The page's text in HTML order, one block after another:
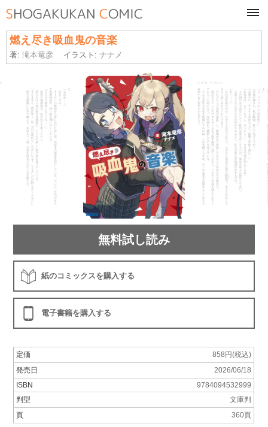
燃え尽き吸血鬼の音楽
著:滝本竜彦 イラスト:ナナメ
無料試し読み
紙のコミックスを購入する
電子書籍を購入する
定価
858円(税込)
発売日
2026/06/18
ISBN
9784094532999
判型
文庫判
頁
360頁